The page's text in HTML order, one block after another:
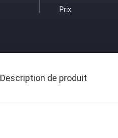
Prix
Description de produit